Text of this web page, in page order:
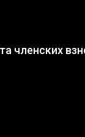
членских